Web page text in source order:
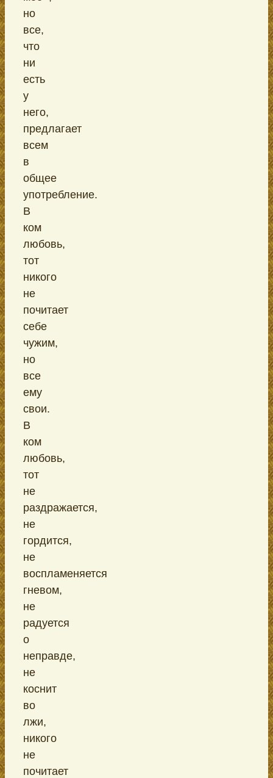
но
все,
что
ни
есть
у
него,
предлагает
всем
в
общее
употребление.
В
ком
любовь,
тот
никого
не
почитает
себе
чужим,
но
все
ему
свои.
В
ком
любовь,
тот
не
раздражается,
не
гордится,
не
воспламеняется
гневом,
не
радуется
о
неправде,
не
коснит
во
лжи,
никого
не
почитает